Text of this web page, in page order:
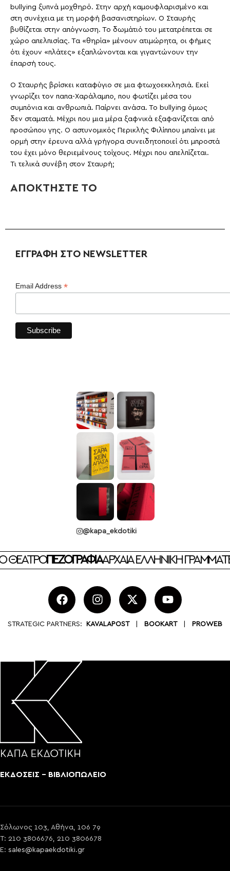
bullying ξυπνά μοχθηρό. Στην αρχή καμουφλαρισμένο και
στη συνέχεια με τη μορφή βασανιστηρίων. Ο Σταυρής
βυθίζεται στην απόγνωση. Το δωμάτιό του μετατρέπεται σε
χώρο απελπισίας. Τα «θηρία» μένουν ατιμώρητα, οι φήμες
ότι έχουν «πλάτες» εξαπλώνονται και γιγαντώνουν την
έπαρσή τους.
Ο Σταυρής βρίσκει καταφύγιο σε μια φτωχοεκκλησιά. Εκεί
γνωρίζει τον παπα-Χαράλαμπο, που φωτίζει μέσα του
συμπόνια και ανθρωπιά. Παίρνει ανάσα. Το bullying όμως
δεν σταματά. Μέχρι που μια μέρα ξαφνικά εξαφανίζεται από
προσώπου γης. Ο αστυνομικός Περικλής Φιλίππου μπαίνει με
ορμή στην έρευνα αλλά γρήγορα συνειδητοποιεί ότι μπροστά
του έχει μόνο θεριεμένους τοίχους. Μέχρι που απελπίζεται.
Τι τελικά συνέβη στον Σταυρή;
ΑΠΟΚΤΗΣΤΕ ΤΟ
ΕΓΓΡΑΦΗ ΣΤΟ NEWSLETTER
Email Address *
@kapa_ekdotiki
ΠΕΖΟΓΡΑΦΙΑΑΡΧΑΙΑ ΕΛΛΗΝΙΚΗ ΓΡΑΜΜΑΤΕΙΑ
STRATEGIC PARTNERS: KAVALAPOST| BOOKART| PROWEB
ΕΚΔΟΣΕΙΣ - ΒΙΒΛΙΟΠΩΛΕΙΟ
Σόλωνος 103, Αθήνα, 106 79
T: 210 3806676, 210 3806678
E: sales@kapaekdotiki.gr